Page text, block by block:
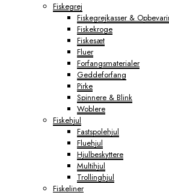
Fiskegrej
Fiskegrejkasser &
Fiskekroge
Fiskesæt
Fluer
Forfangsmaterialer
Geddeforfang
Pirke
Spinnere & Blink
Woblere
Fiskehjul
Fastspolehjul
Fluehjul
Hjulbeskyttere
Multihjul
Trollinghjul
Fiskeliner